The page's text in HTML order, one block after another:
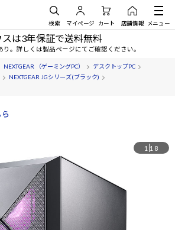
検索 マイページ カート 店舗情報 メニュー
スは3年保証で送料無料
り。詳しくは製品ページにてご確認ください。
NEXTGEAR （ゲーミングPC）
デスクトップPC
NEXTGEAR JGシリーズ(ブラック)
1 18